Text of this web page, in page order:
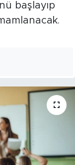
başlayıp